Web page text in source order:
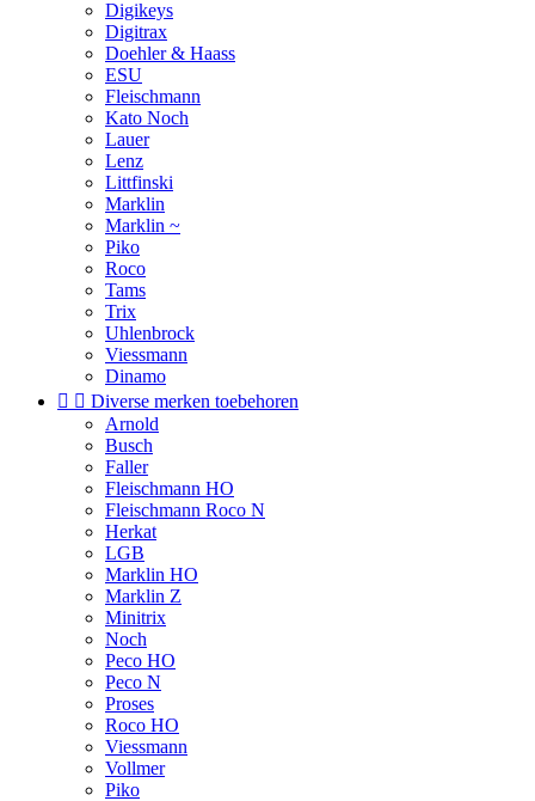
Digikeys
Digitrax
Doehler & Haass
ESU
Fleischmann
Kato Noch
Lauer
Lenz
Littfinski
Marklin
Marklin ~
Piko
Roco
Tams
Trix
Uhlenbrock
Viessmann
Dinamo
  Diverse merken toebehoren
Arnold
Busch
Faller
Fleischmann HO
Fleischmann Roco N
Herkat
LGB
Marklin HO
Marklin Z
Minitrix
Noch
Peco HO
Peco N
Proses
Roco HO
Viessmann
Vollmer
Piko